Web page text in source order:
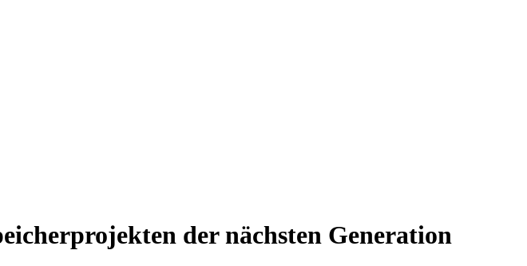
der nächsten Generation